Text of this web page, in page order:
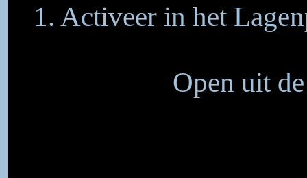
1. Activeer in het
Open uit